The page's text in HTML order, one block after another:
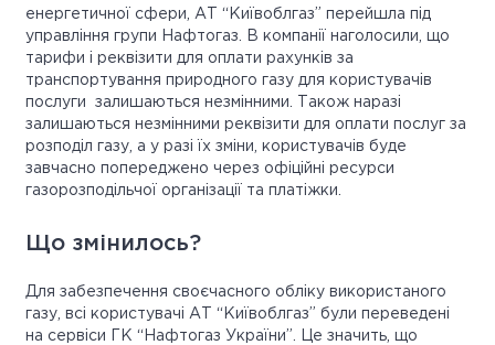
енергетичної сфери, АТ “Київоблгаз” перейшла під
управління групи Нафтогаз. В компанії наголосили, що
тарифи і реквізити для оплати рахунків за
транспортування природного газу для користувачів
послуги залишаються незмінними. Також наразі
залишаються незмінними реквізити для оплати послуг за
розподіл газу, а у разі їх зміни, користувачів буде
завчасно попереджено через офіційні ресурси
газорозподільчої організації та платіжки.
Що змінилось?
Для забезпечення своєчасного обліку використаного
газу, всі користувачі АТ “Київоблгаз” були переведені
на сервіси ГК “Нафтогаз України”. Це значить, що